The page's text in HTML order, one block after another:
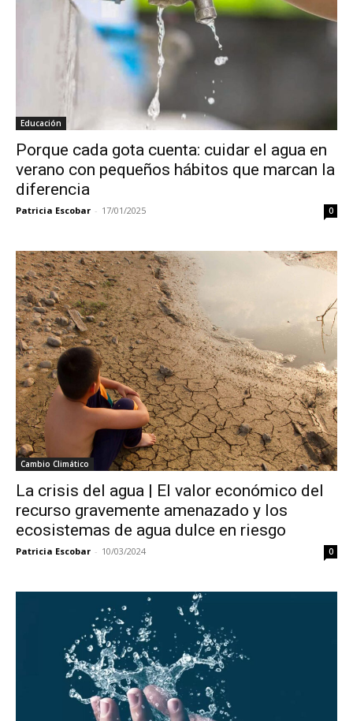
Educación
Porque cada gota cuenta: cuidar el agua en
verano con pequeños hábitos que marcan la
diferencia
Patricia Escobar - 17/01/2025 0
Cambio Climático
La crisis del agua | El valor económico del
recurso gravemente amenazado y los
ecosistemas de agua dulce en riesgo
Patricia Escobar - 10/03/2024 0